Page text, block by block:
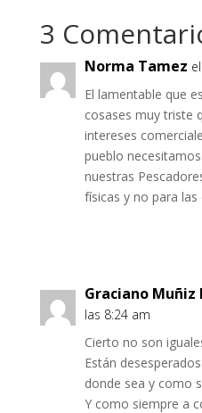
3
Norma Tamez
El lamentable que
cosases muy triste
intereses
pueblo
nuestras
físicas y no para
Graciano Muñiz
las 8:24 am
Cierto no son
Están
donde sea y como
Y como siempre a